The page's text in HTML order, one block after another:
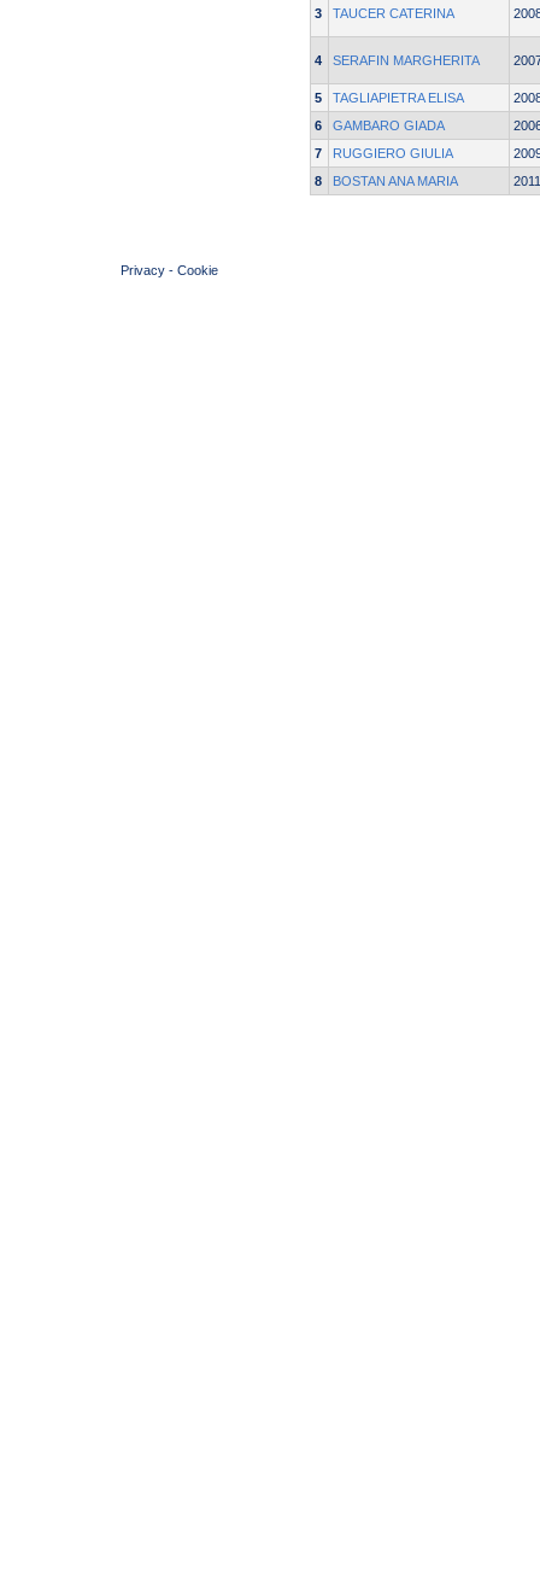
3 TAUCER CATERINA
4 SERAFIN MARGHERITA
5 TAGLIAPIETRA ELISA
6
GAMBARO GIADA
7
RUGGIERO GIULIA
8
BOSTAN ANA MARIA 2011
Privacy - Cookie